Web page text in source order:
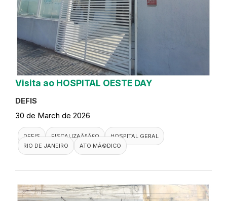
Visita ao HOSPITAL OESTE DAY
DEFIS
30 de March de 2026
DEFIS FISCALIZAÃ§Ã£O
HOSPITAL GERAL
RIO DE JANEIRO
ATO MÃ©DICO